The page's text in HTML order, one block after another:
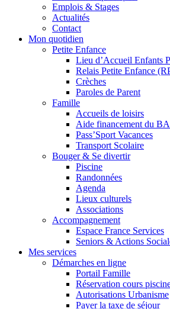
Emplois & Stages
Actualités
Contact
Mon quotidien
Petite Enfance
Lieu d’Accueil Enfants
Relais Petite Enfance
Crèches
Paroles de Parent
Famille
Accueils de loisirs
Aide financement du
Pass’Sport Vacances
Transport Scolaire
Bouger & Se divertir
Piscine
Randonnées
Agenda
Lieux culturels
Associations
Accompagnement
Espace France Services
Seniors & Actions
Mes services
Démarches en ligne
Portail Famille
Réservation cours
Autorisations Urbanisme
Payer la taxe de séjour